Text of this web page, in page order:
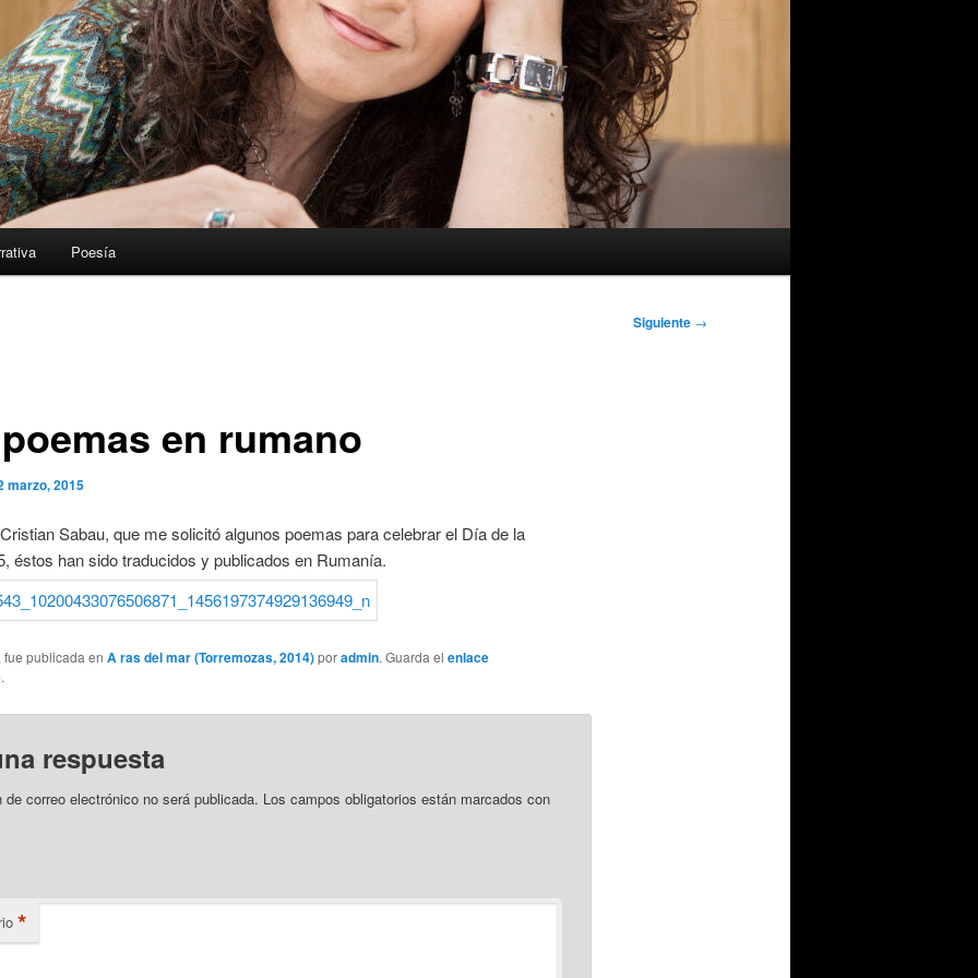
Poesía
Siguiente →
en rumano
marzo, 2015
Sabau, que me solicitó algunos poemas para celebrar el Día de la
éstos han sido traducidos y publicados en Rumanía.
fue publicada en A ras del mar (Torremozas, 2014)poradmin. Guarda el enlace
.
respuesta
de correo electrónico no será publicada. Los campos obligatorios están marcados con
*